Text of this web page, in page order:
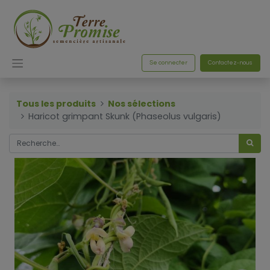
Se connecter Contactez-nous
Tous les produits
Nos sélections
Haricot grimpant Skunk (Phaseolus vulgaris)